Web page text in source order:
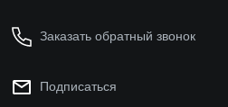
Заказать обратный звонок
Подписаться